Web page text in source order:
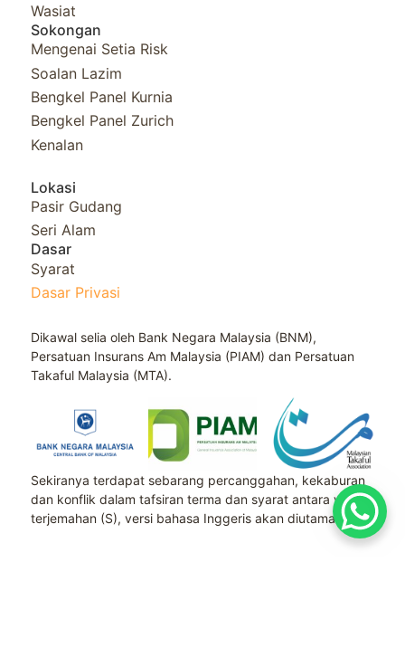
Wasiat
Sokongan
Mengenai Setia Risk
Soalan Lazim
Bengkel Panel Kurnia​
Bengkel Panel Zurich
Kenalan
Lokasi
Pasir Gudang
Seri Alam
Dasar
Syarat
Dasar Privasi
Dikawal selia oleh Bank Negara Malaysia (BNM),
Persatuan Insurans Am Malaysia (PIAM) dan Persatuan
Takaful Malaysia (MTA).
Sekiranya terdapat sebarang percanggahan, kekaburan
dan konflik dalam tafsiran terma dan syarat antara versi
terjemahan (S), versi bahasa Inggeris akan diutamakan.